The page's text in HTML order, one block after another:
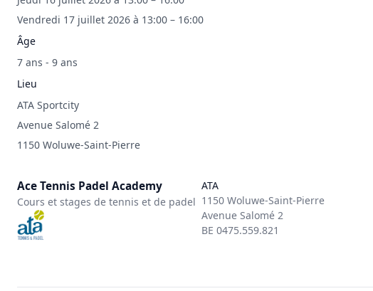
Vendredi 17 juillet 2026 à 13:00 – 16:00
Âge
7 ans - 9 ans
Lieu
ATA Sportcity
Avenue Salomé 2
1150 Woluwe-Saint-Pierre
Ace Tennis Padel Academy
Cours et stages de tennis et de padel
ATA
1150 Woluwe-Saint-Pierre
Avenue Salomé 2
BE 0475.559.821